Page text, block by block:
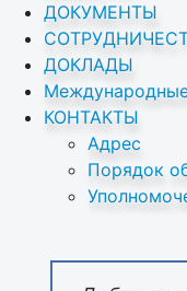
ДОКУМЕНТЫ
ДОКЛАДЫ
Международные
КОНТАКТЫ
Адрес
Порядок